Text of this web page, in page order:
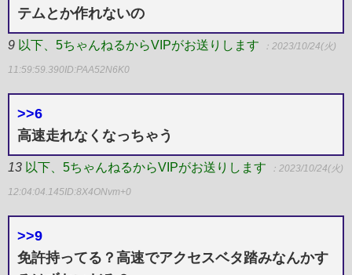
テムとか作れないの
9 以下、5ちゃんねるからVIPがお送りします ：2023/10/24(火)
11:59:59.390ID:PAA52N6K0
>>6
高速走れなくなっちゃう
13 以下、5ちゃんねるからVIPがお送りします ：2023/10/24(火)
12:04:04.145ID:8X4ONvm+0
>>9
免許持ってる？高速でアクセスベタ踏みなんかす